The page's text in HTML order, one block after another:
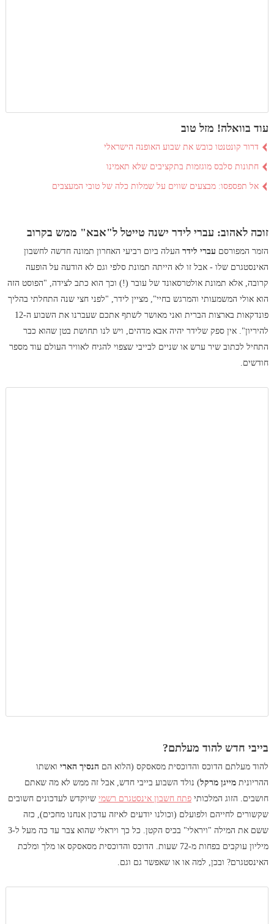
עוד בוואלה! מזל טוב
דרור קונטנטו כובש את שבוע האופנה הישראלי
חתונות סלבס מוגזמות בתקציבים שלא תאמינו
אל תפספסו: מבצעים שווים על שמלות כלה של טובי המעצבים
זוכה לאהוב: עברי לידר ישנה טייטל ל"אבא" ממש בקרוב
הזמר המפורסם עברי לידרהעלה ביום רביעי האחרון תמונה חדשה לחשבון
האינסטגרם שלו - אבל זו לא הייתה תמונת סלפי וגם לא הודעה על הופעה
קרובה, אלא תמונת אולטרסאונד של עובר (!) וכך הוא כתב לצידה, "הפוסט הזה
הוא אולי המשמעותי והמרגש בחיי", מציין לידר, "לפני חצי שנה התחלתי בהליך
פונדקאות בארצות הברית ואני מאושר לשתף אתכם שעברנו את השבוע ה-12
להיריון". אין ספק שלידר יהיה אבא מדהים, ויש לנו תחושת בטן שהוא כבר
התחיל לכתוב שיר ערש או שניים לבייבי שצפוי להגיח לאוויר העולם עוד מספר
חודשים.
בייבי חדש להוד מעלתם?
להוד מעלתם הדוכס והדוכסית מסאסקס (הלוא הם הנסיך האריואשתו
ההריונית מייגן מרקל) נולד השבוע בייבי חדש, אבל זה ממש לא מה שאתם
חושבים. הזוג המלכותי פתח חשבון אינסטגרם רשמישיוקדש לעדכונים חשובים
שקשורים לחייהם ולפועלם (וכולנו יודעים לאיזה עדכון אנחנו מחכים), כזה
ששם את המילה "ויראלי" בכיס הקטן. כל כך ויראלי שהוא צבר עד כה מעל ל-3
מיליון עוקבים בפחות מ-72 שעות. הדוכס והדוכסית מסאסקס או מלך ומלכת
האינסטגרם? ובכן, למה או או שאפשר גם וגם.